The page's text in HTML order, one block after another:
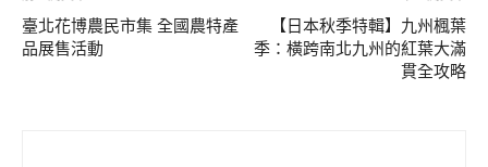
臺北花博農民市集 全國農特產
品展售活動
【日本秋季特輯】九州楓葉
季：橫跨南北九州的紅葉大滿
貫全攻略